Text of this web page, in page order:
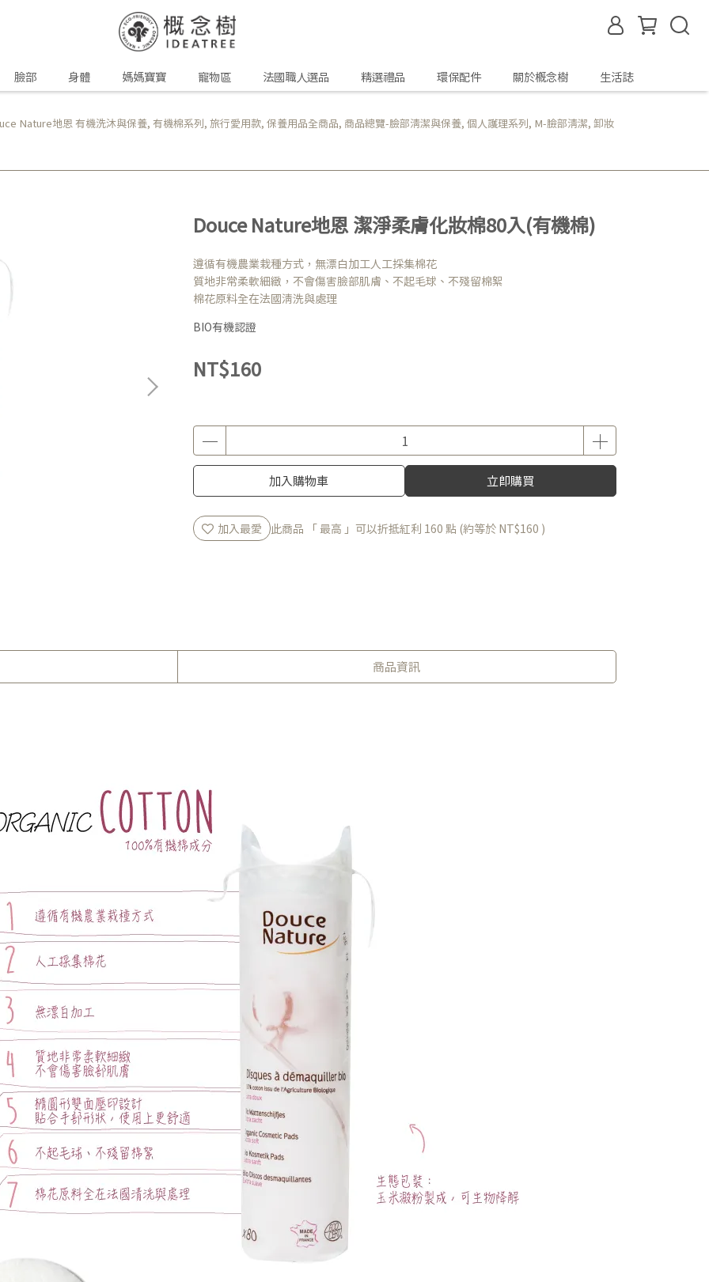
臉部 身體 媽媽寶寶 寵物區 法國職人選品 精選禮品 環保配件 關於概念樹 生活誌
Nature地恩 有機洗沐與保養, 有機棉系列, 旅行愛用款, 保養用品全商品, 商品總覽-臉部清潔與保養, 個人護理系列, M-臉部清潔, 卸妝
Douce Nature地恩 潔淨柔膚化妝棉80入(有機棉)
遵循有機農業栽種方式，無漂白加工人工採集棉花
質地非常柔軟細緻，不會傷害臉部肌膚、不起毛球、不殘留棉絮
棉花原料全在法國清洗與處理
BIO有機認證
NT$160
加入購物車 立即購買
加入最愛 此商品 「 最高 」可以折抵紅利 160 點 (約等於 NT$160 )
商品資訊